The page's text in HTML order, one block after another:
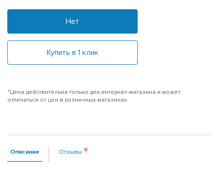
Нет
Купить в 1 клик
*Цена действительна только для интернет-магазина и может
отличаться от цен в розничных магазинах
Описание Отзывы